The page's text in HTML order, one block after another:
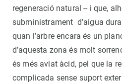
regeneració natural -- i que,
subministrament d’aigua
quan l’arbre encara és un
d’aquesta zona és molt
és més aviat àcid, pel que la
complicada sense suport